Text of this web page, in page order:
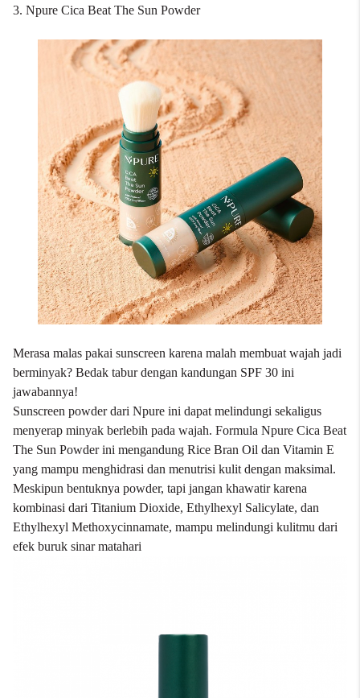
3. Npure Cica Beat The Sun Powder
Merasa malas pakai sunscreen karena malah membuat wajah jadi
berminyak? Bedak tabur dengan kandungan SPF 30 ini
jawabannya!
Sunscreen powder dari Npure ini dapat melindungi sekaligus
menyerap minyak berlebih pada wajah. Formula Npure Cica Beat
The Sun Powder ini mengandung Rice Bran Oil dan Vitamin E
yang mampu menghidrasi dan menutrisi kulit dengan maksimal.
Meskipun bentuknya powder, tapi jangan khawatir karena
kombinasi dari Titanium Dioxide, Ethylhexyl Salicylate, dan
Ethylhexyl Methoxycinnamate, mampu melindungi kulitmu dari
efek buruk sinar matahari